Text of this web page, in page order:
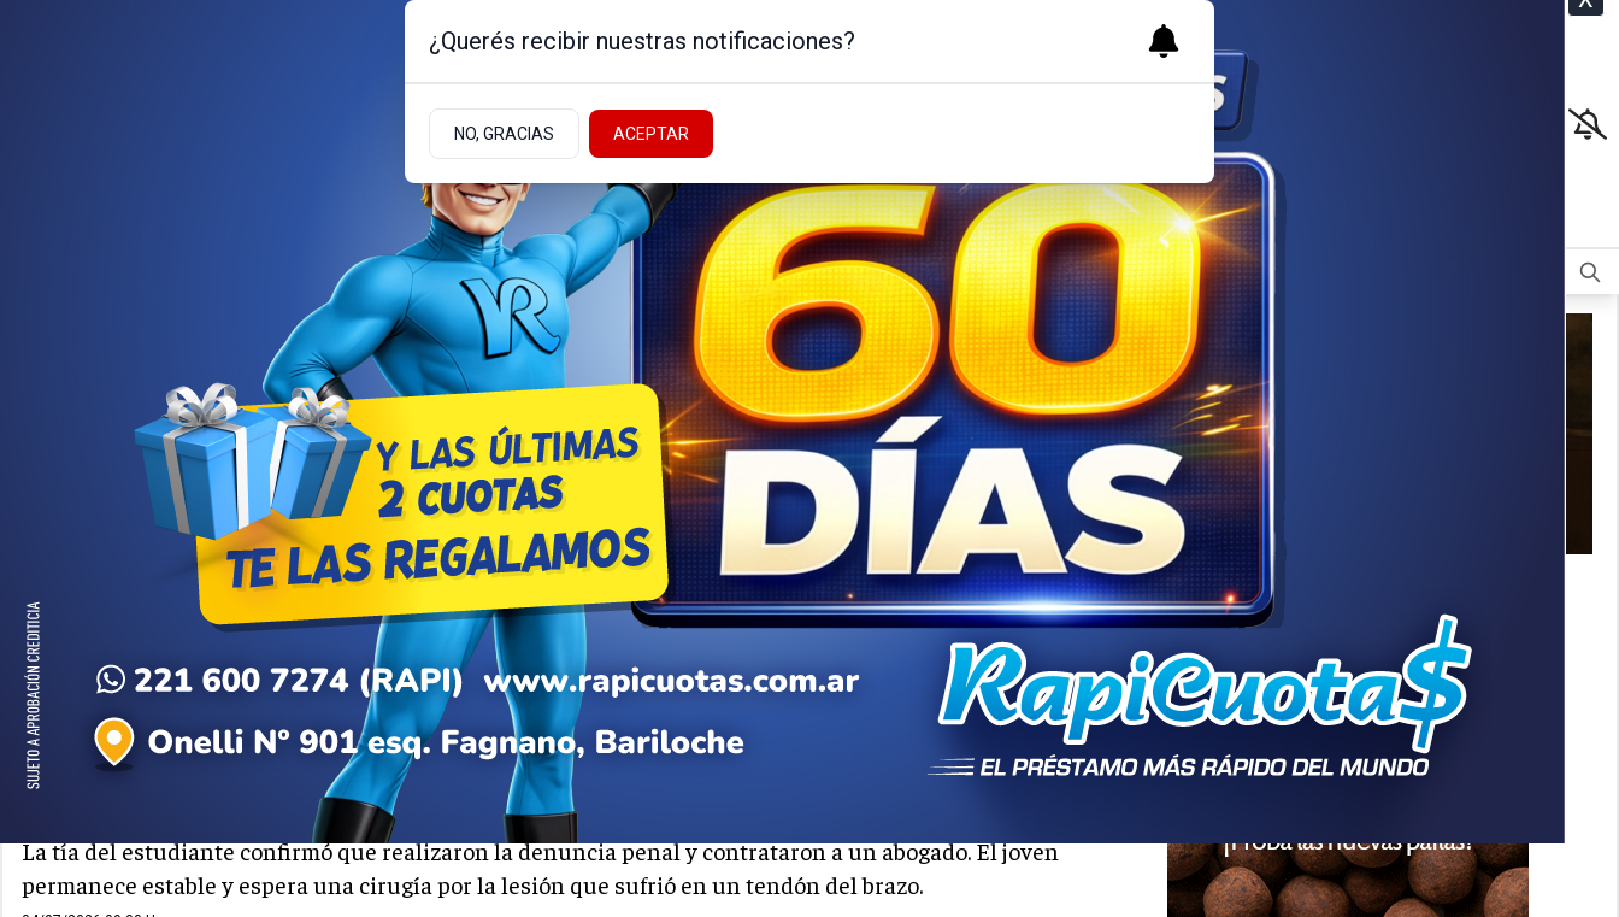
Noticias de la Patagonia
ZONA ANDINA ZONA ATLÁNTICA NEUQUÉN - ALTO VALLE NACIONALES CLASIFICADOS
NEUQUÉN - ALTO VALLE
CUTRAL CO
“Esto no puede quedar en la nada”: habló la familia
del adolescente herido en el CPEM 6
La tía del estudiante confirmó que realizaron la denuncia penal y contrataron a un abogado. El joven
permanece estable y espera una cirugía por la lesión que sufrió en un tendón del brazo.
¿Querés recibir nuestras notificaciones?
NO, GRACIAS ACEPTAR